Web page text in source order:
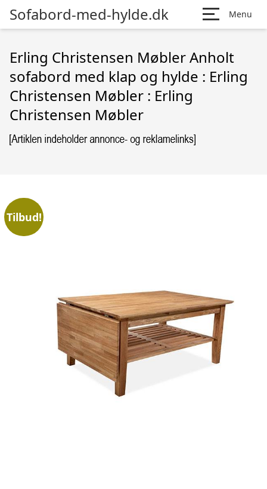
Sofabord-med-hylde.dk Menu
Erling Christensen Møbler Anholt
sofabord med klap og hylde : Erling
Christensen Møbler : Erling
Christensen Møbler
Tilbud!